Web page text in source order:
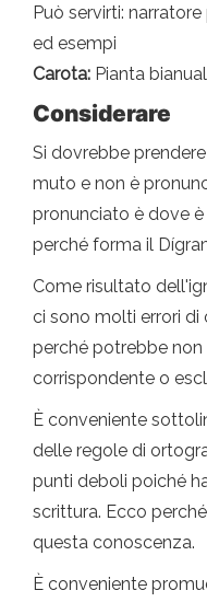
Può servirti:
ed esempi
Carota: Pianta
Considerare
Si dovrebbe
muto e non è
pronunciato è dove
perché forma il
Come risultato
ci sono molti errori di
perché potrebbe
corrispondente o
È conveniente
delle regole di
punti deboli poiché
scrittura. Ecco
questa conoscenza.
È conveniente